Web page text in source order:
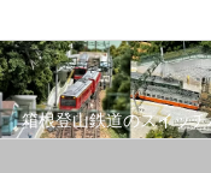
箱根登山鉄道のスイッ